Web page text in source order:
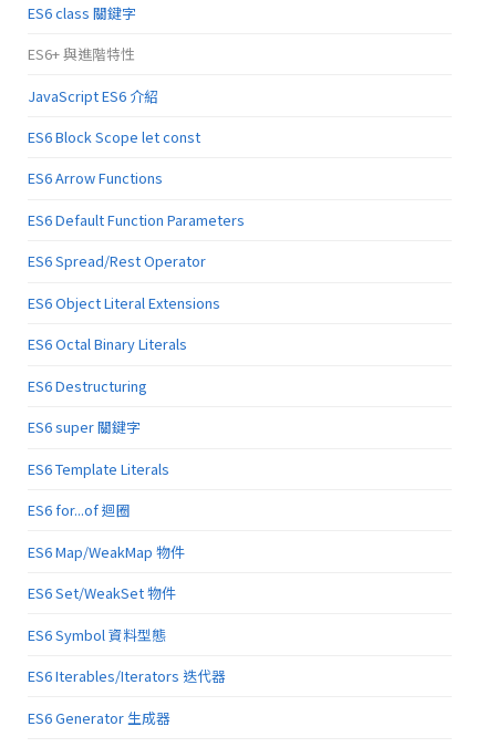
ES6 class 關鍵字
ES6+ 與進階特性
JavaScript ES6 介紹
ES6 Block Scope let const
ES6 Arrow Functions
ES6 Default Function Parameters
ES6 Spread/Rest Operator
ES6 Object Literal Extensions
ES6 Octal Binary Literals
ES6 Destructuring
ES6 super 關鍵字
ES6 Template Literals
ES6 for...of 迴圈
ES6 Map/WeakMap 物件
ES6 Set/WeakSet 物件
ES6 Symbol 資料型態
ES6 Iterables/Iterators 迭代器
ES6 Generator 生成器